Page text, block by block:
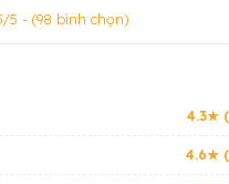
5 - (98 bình chọn)
4.3★
4.6★